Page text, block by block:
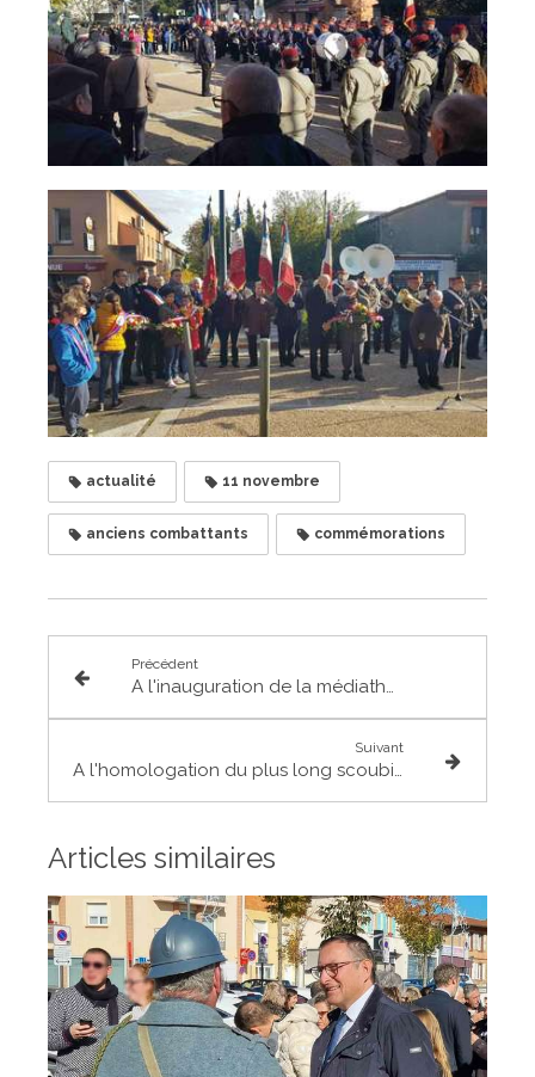
actualité 11 novembre
anciens combattants commémorations
Précédent
A l'inauguration de la médiathèque de St Paul s/ Save
Suivant
A l'homologation du plus long scoubidou du monde à Castelnau d'Estrétefonds
Articles similaires